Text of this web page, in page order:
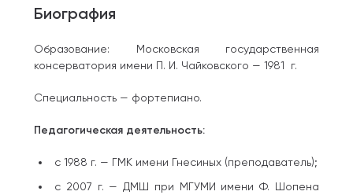
Биография
Образование: Московская государственная
консерватория имени П. И. Чайковского — 1981 г.
Специальность — фортепиано.
Педагогическая деятельность:
с 1988 г. — ГМК имени Гнесиных (преподаватель);
с 2007 г. — ДМШ при МГУМИ имени Ф. Шопена